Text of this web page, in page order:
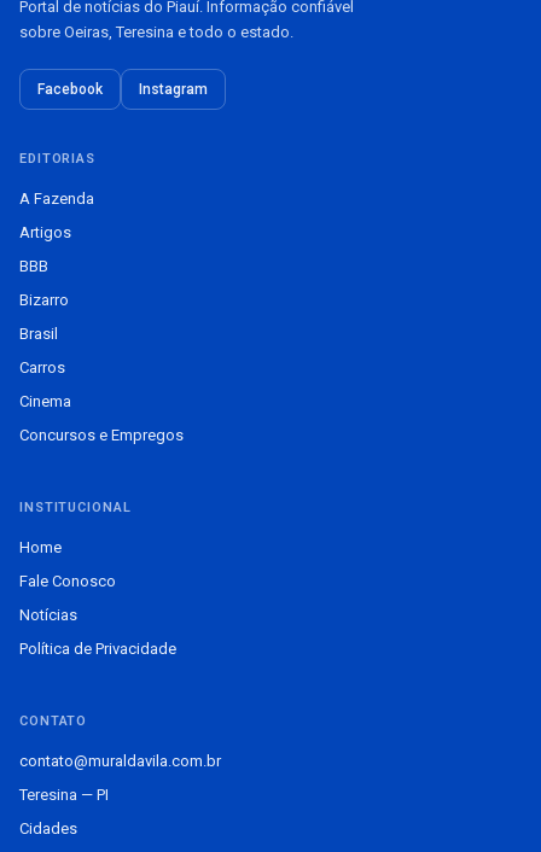
Portal de notícias do Piauí. Informação confiável
sobre Oeiras, Teresina e todo o estado.
Facebook Instagram
EDITORIAS
A Fazenda
Artigos
BBB
Bizarro
Brasil
Carros
Cinema
Concursos e Empregos
INSTITUCIONAL
Home
Fale Conosco
Notícias
Política de Privacidade
CONTATO
contato@muraldavila.com.br
Teresina — PI
Cidades